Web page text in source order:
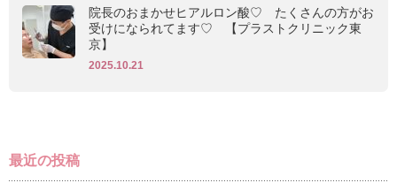
院長のおまかせヒアルロン酸♡ たくさんの方がお
受けになられてます♡ 【プラストクリニック東
京】
2025.10.21
最近の投稿